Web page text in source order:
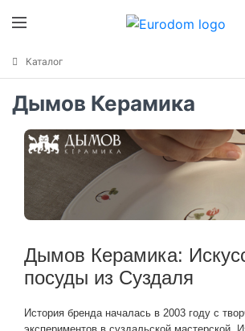
Каталог
Дымов Керамика
Дымов Керамика:
посуды из Суздаля
История бренда началась в 2003 году с